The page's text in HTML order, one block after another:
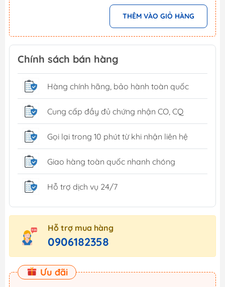
THÊM VÀO GIỎ HÀNG
Chính sách bán hàng
Hàng chính hãng, bảo hành toàn quốc
Cung cấp đầy đủ chứng nhận CO, CQ
Gọi lại trong 10 phút từ khi nhận liên hệ
Giao hàng toàn quốc nhanh chóng
Hỗ trợ dịch vụ 24/7
Hỗ trợ mua hàng
0906182358
Ưu đãi